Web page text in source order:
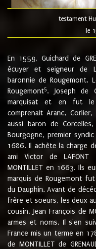
testament
le
En 1559, Guichard de
écuyer et seigneur de
baronnie de Rougemont.
Rougemont5. Joseph de
marquisat et en fut le
comprenait Aranc,
aussi baron de
Bourgogne, premier
1686. Il achète la charge
ami Victor de LAFONT
MONTILLET en 1663. Ils
marquis de Rougemont
du Dauphin. Avant de
frère et soeurs, les deux
cousin, Jean François de
armes et noms. Il s'en
France mis un terme en
de MONTILLET de